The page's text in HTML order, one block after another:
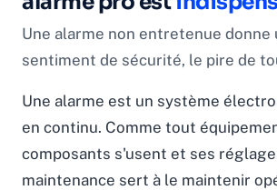
Une alarme non entretenue donne
sentiment de sécurité, le pire de
Une alarme est un système
en continu. Comme tout
composants s'usent et ses
maintenance sert à le maintenir